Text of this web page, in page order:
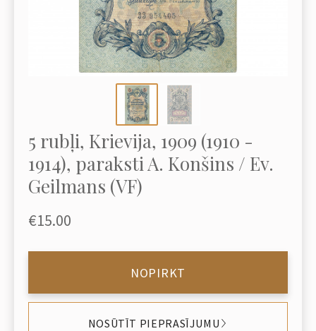
5 rubļi, Krievija, 1909 (1910 -
1914), paraksti A. Konšins / Ev.
Geilmans (VF)
€15.00
NOPIRKT
NOSŪTĪT PIEPRASĪJUMU